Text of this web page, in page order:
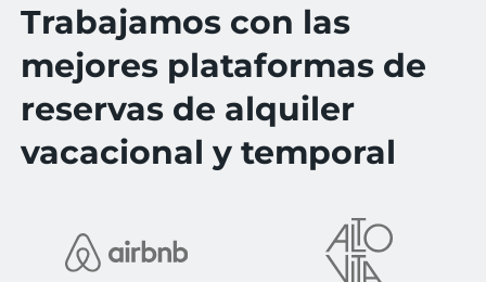
Trabajamos con las
mejores plataformas de
reservas de alquiler
vacacional y temporal